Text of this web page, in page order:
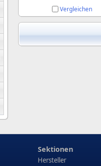
Vergleichen
Sektionen
Hersteller